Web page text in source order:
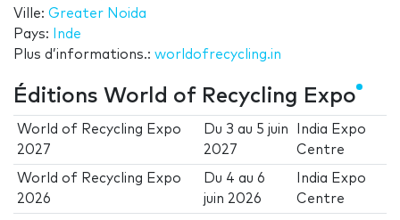
Ville: Greater Noida
Pays:
Inde
Plus d’informations.: worldofrecycling.in
Éditions World of Recycling Expo
World of Recycling Expo
2027
Du 3 au 5 juin
2027
India Expo
Centre
World of Recycling Expo
2026
Du 4 au6
juin 2026
India Expo
Centre